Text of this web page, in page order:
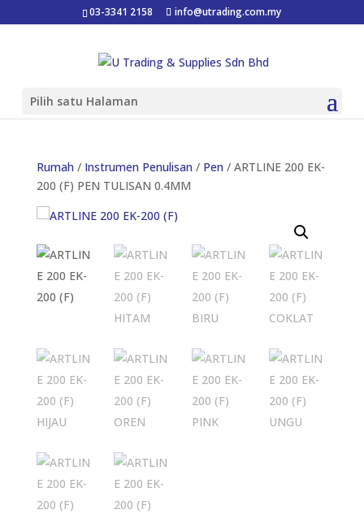
03-3341 2158 info@utrading.com.my
Pilih satu Halaman
Rumah / Instrumen Penulisan / Pen / ARTLINE 200 EK-
200 (F) PEN TULISAN 0.4MM